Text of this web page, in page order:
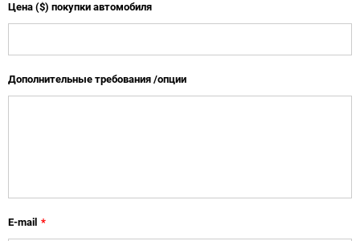
Цена ($) покупки автомобиля
Дополнительные требования /опции
E-mail *